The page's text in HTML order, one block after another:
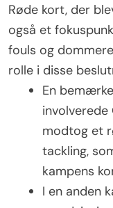
Røde kort, der
også et
fouls og
rolle i disse
En
involverede
modtog et
tackling,
kampens
I en anden